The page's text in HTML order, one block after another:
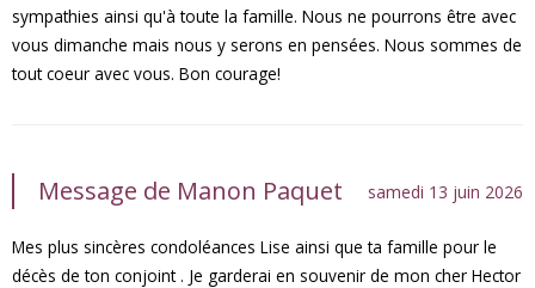
sympathies ainsi qu'à toute la famille. Nous ne pourrons être avec
vous dimanche mais nous y serons en pensées. Nous sommes de
tout coeur avec vous. Bon courage!
Message de Manon Paquet samedi 13 juin 2026
Mes plus sincères condoléances Lise ainsi que ta famille pour le
décès de ton conjoint . Je garderai en souvenir de mon cher Hector